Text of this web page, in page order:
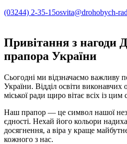
(03244) 2-35-15osvita@drohobych-
Привітання з нагоди
прапора України
Сьогодні ми відзначаємо важливу
України. Відділ освіти виконавчих
міської ради щиро вітає всіх із цим
Наш прапор — це символ нашої
єдності. Нехай його кольори
досягнення, а віра у краще
кожного з нас.